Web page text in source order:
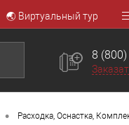
🌏 Виртуальный тур
8
• Расходка, Оснастка,